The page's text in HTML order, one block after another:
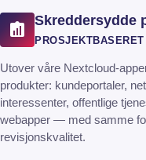
Skreddersydde
PROSJEKTBASERET
Utover våre Nextcloud-
produkter: kundeportaler,
interessenter, offentlige
webapper — med samme
revisjonskvalitet.